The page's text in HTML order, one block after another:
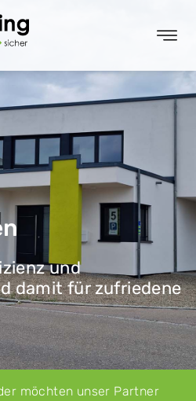
und
damit für zufriedene
möchten unser Partner